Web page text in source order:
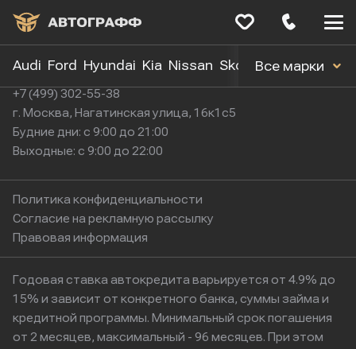
Audi Ford Hyundai Kia Nissan Skoda Toyota
Все марки
+7 (499) 302-55-38
г. Москва, Нагатинская улица, 16к1с5
Будние дни: с 9:00 до 21:00
Выходные: с 9:00 до 22:00
Политика конфиденциальности
Согласие на рекламную рассылку
Правовая информация
Годовая ставка автокредита варьируется от 4.9% до
15% и зависит от конкретного банка, суммы займа и
кредитной программы. Минимальный срок погашения
от 2 месяцев, максимальный - 96 месяцев. При этом